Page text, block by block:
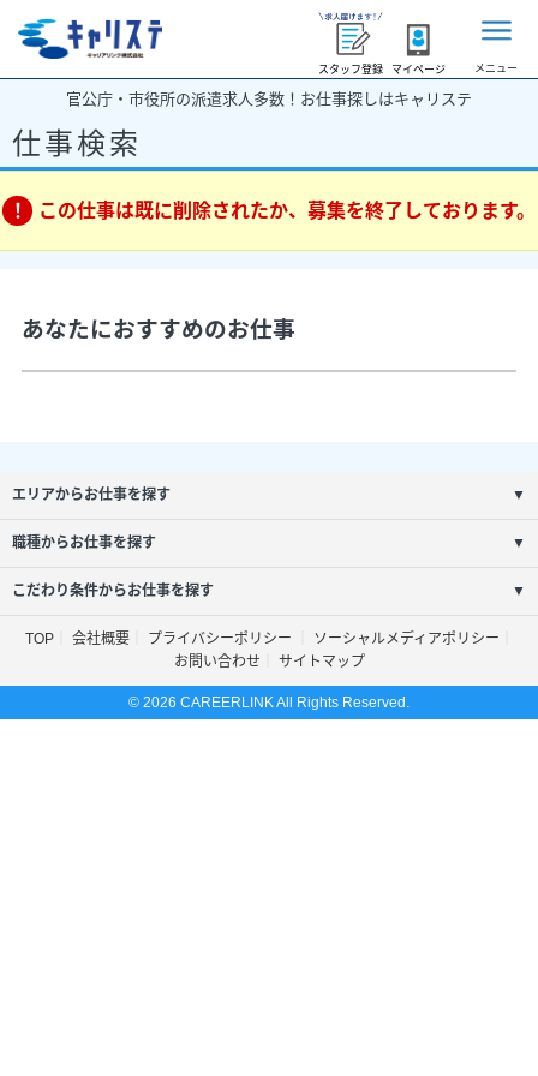
スタッフ登録 マイページ メニュー
官公庁・市役所の派遣求人多数！お仕事探しはキャリステ
仕事検索
この仕事は既に削除されたか、募集を終了しております。
あなたにおすすめのお仕事
エリアからお仕事を探す ▼
職種からお仕事を探す ▼
こだわり条件からお仕事を探す ▼
TOP 会社概要 プライバシーポリシー
ソーシャルメディアポリシー
お問い合わせ
サイトマップ
© 2026 CAREERLINK All Rights Reserved.